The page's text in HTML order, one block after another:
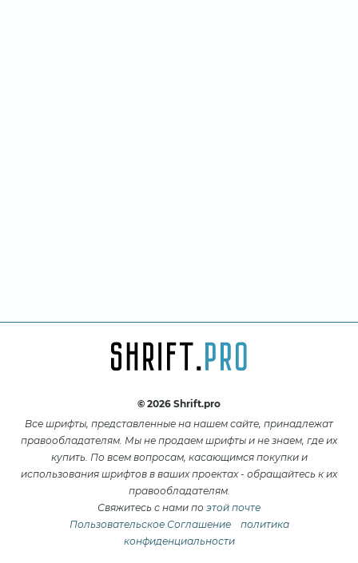
© 2026 Shrift.pro
Все шрифты, представленные на нашем сайте, принадлежат
правообладателям. Мы не продаем шрифты и не знаем, где их
купить. По всем вопросам, касающимся покупки и
использования шрифтов в ваших проектах - обращайтесь к их
правообладателям.
Свяжитесь с нами по этой почте
Пользовательское Соглашение
политика
конфиденциальности